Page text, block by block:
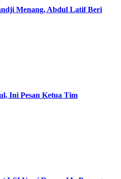
Menang, Abdul Latif Beri
Ini Pesan Ketua Tim